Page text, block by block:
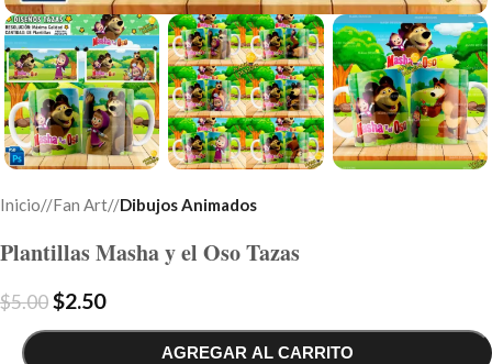
Inicio/ Fan Art/ Dibujos Animados
Plantillas Masha y el Oso Tazas
$5.00$2.50
AGREGAR AL CARRITO